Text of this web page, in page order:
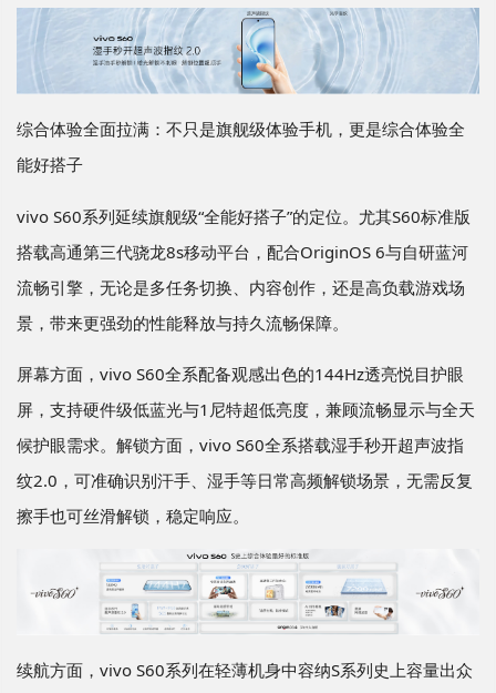
综合体验全面拉满：不只是旗舰级体验手机，更是综合体验全
能好搭子
vivo S60系列延续旗舰级“全能好搭子”的定位。尤其S60标准版
搭载高通第三代骁龙8s移动平台，配合OriginOS 6与自研蓝河
流畅引擎，无论是多任务切换、内容创作，还是高负载游戏场
景，带来更强劲的性能释放与持久流畅保障。
屏幕方面，vivo S60全系配备观感出色的144Hz透亮悦目护眼
屏，支持硬件级低蓝光与1尼特超低亮度，兼顾流畅显示与全天
候护眼需求。解锁方面，vivo S60全系搭载湿手秒开超声波指
纹2.0，可准确识别汗手、湿手等日常高频解锁场景，无需反复
擦手也可丝滑解锁，稳定响应。
续航方面，vivo S60系列在轻薄机身中容纳S系列史上容量出众